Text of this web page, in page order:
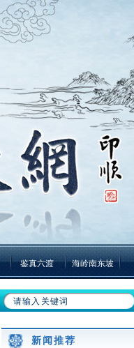
鉴真六渡 海岭南东坡
新闻推荐